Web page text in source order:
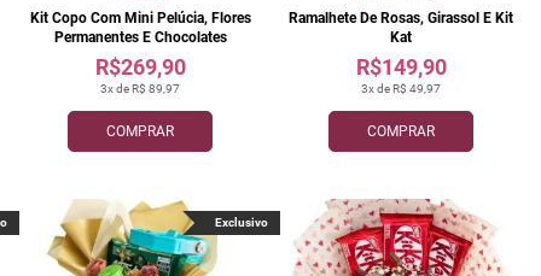
COMPRAR
3x de R$ 89,97
R$269,90
Kit Copo Com Mini Pelúcia, Flores
Permanentes E Chocolates
COMPRAR
3x de R$ 49,97
R$149,90
Ramalhete De Rosas, Girassol E Kit
Kat
Exclusivo